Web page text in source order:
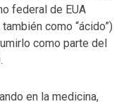
federal de EUA
como “ácido”)
como parte del
en la medicina,